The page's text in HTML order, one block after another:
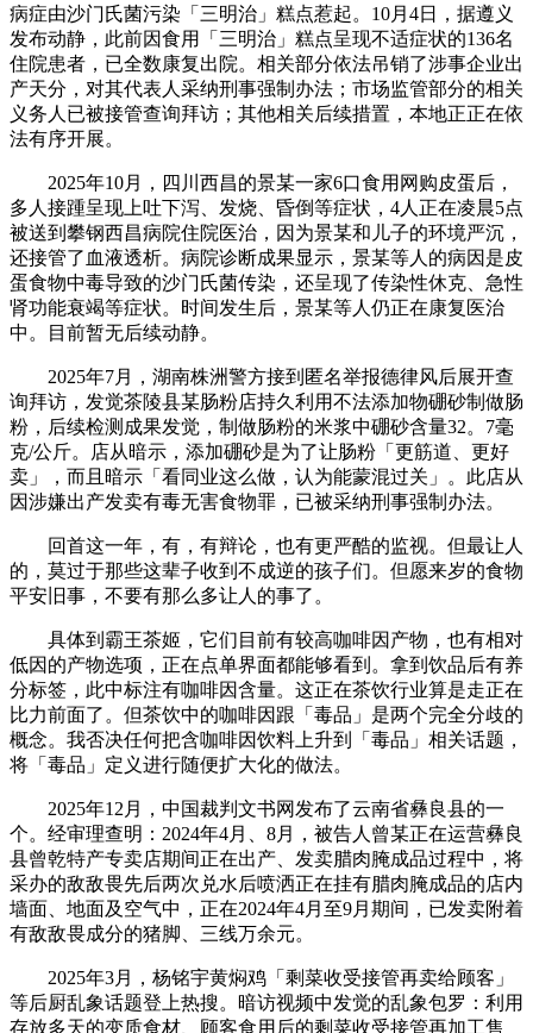
病症由沙门氏菌污染「三明治」糕点惹起。10月4日，据遵义
发布动静，此前因食用「三明治」糕点呈现不适症状的136名
住院患者，已全数康复出院。相关部分依法吊销了涉事企业出
产天分，对其代表人采纳刑事强制办法；市场监管部分的相关
义务人已被接管查询拜访；其他相关后续措置，本地正正在依
法有序开展。
2025年10月，四川西昌的景某一家6口食用网购皮蛋后，
多人接踵呈现上吐下泻、发烧、昏倒等症状，4人正在凌晨5点
被送到攀钢西昌病院住院医治，因为景某和儿子的环境严沉，
还接管了血液透析。病院诊断成果显示，景某等人的病因是皮
蛋食物中毒导致的沙门氏菌传染，还呈现了传染性休克、急性
肾功能衰竭等症状。时间发生后，景某等人仍正在康复医治
中。目前暂无后续动静。
2025年7月，湖南株洲警方接到匿名举报德律风后展开查
询拜访，发觉茶陵县某肠粉店持久利用不法添加物硼砂制做肠
粉，后续检测成果发觉，制做肠粉的米浆中硼砂含量32。7毫
克/公斤。店从暗示，添加硼砂是为了让肠粉「更筋道、更好
卖」，而且暗示「看同业这么做，认为能蒙混过关」。此店从
因涉嫌出产发卖有毒无害食物罪，已被采纳刑事强制办法。
回首这一年，有，有辩论，也有更严酷的监视。但最让人
的，莫过于那些这辈子收到不成逆的孩子们。但愿来岁的食物
平安旧事，不要有那么多让人的事了。
具体到霸王茶姬，它们目前有较高咖啡因产物，也有相对
低因的产物选项，正在点单界面都能够看到。拿到饮品后有养
分标签，此中标注有咖啡因含量。这正在茶饮行业算是走正在
比力前面了。但茶饮中的咖啡因跟「毒品」是两个完全分歧的
概念。我否决任何把含咖啡因饮料上升到「毒品」相关话题，
将「毒品」定义进行随便扩大化的做法。
2025年12月，中国裁判文书网发布了云南省彝良县的一
个。经审理查明：2024年4月、8月，被告人曾某正在运营彝良
县曾乾特产专卖店期间正在出产、发卖腊肉腌成品过程中，将
采办的敌敌畏先后两次兑水后喷洒正在挂有腊肉腌成品的店内
墙面、地面及空气中，正在2024年4月至9月期间，已发卖附着
有敌敌畏成分的猪脚、三线万余元。
2025年3月，杨铭宇黄焖鸡「剩菜收受接管再卖给顾客」
等后厨乱象话题登上热搜。暗访视频中发觉的乱象包罗：利用
存放多天的变质食材、顾客食用后的剩菜收受接管再加工售